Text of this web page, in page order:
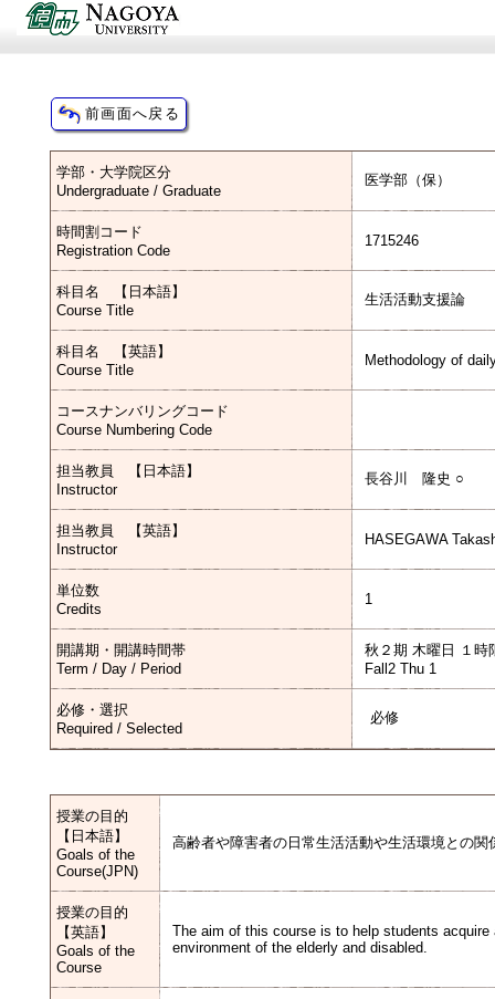
学部・大学院区分
Undergraduate / Graduate
医学部（保）
時間割コード
Registration Code
1715246
科目名 【日本語】
Course Title
生活活動支援論
科目名 【英語】
Course Title
Methodology of
コースナンバリングコード
Course Numbering Code
担当教員 【日本語】
Instructor
長谷川 隆史 ○
担当教員 【英語】
Instructor
HASEGAWA
単位数
Credits
1
開講期・開講時間帯
Term / Day / Period
秋２期 木曜日 １時
Fall2 Thu 1
必修・選択
Required / Selected
必修
授業の目的
【日本語】
Goals of the
Course(JPN)
高齢者や障害者の日常生活活動や生活環境との
授業の目的
【英語】
Goals of the
Course
The aim of this course is to help students
environment of the elderly and disabled.